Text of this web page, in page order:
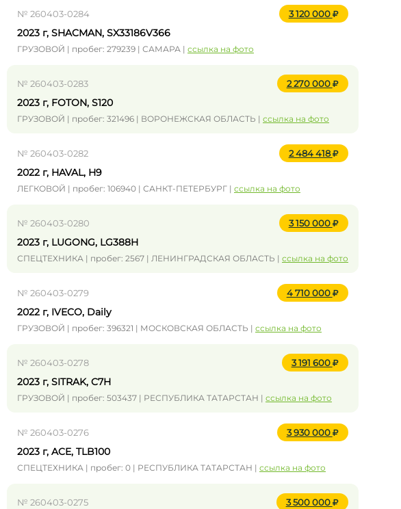
№ 260403-0284 3 120 000
2023 г, SHACMAN, SX33186V366
ГРУЗОВОЙ | пробег: 279239 | САМАРА | ссылка на фото
№ 260403-0283 2 270 000
2023 г, FOTON, S120
ГРУЗОВОЙ | пробег: 321496 | ВОРОНЕЖСКАЯ ОБЛАСТЬ | ссылка на фото
№ 260403-0282 2 484 418
2022 г, HAVAL, H9
ЛЕГКОВОЙ | пробег: 106940 | САНКТ-ПЕТЕРБУРГ | ссылка на фото
№ 260403-0280 3 150 000
2023 г, LUGONG, LG388H
СПЕЦТЕХНИКА | пробег: 2567 | ЛЕНИНГРАДСКАЯ ОБЛАСТЬ | ссылка на фото
№ 260403-0279 4 710 000
2022 г, IVECO, Daily
ГРУЗОВОЙ | пробег: 396321 | МОСКОВСКАЯ ОБЛАСТЬ | ссылка на фото
№ 260403-0278 3 191 600
2023 г, SITRAK, C7H
ГРУЗОВОЙ | пробег: 503437 | РЕСПУБЛИКА ТАТАРСТАН | ссылка на фото
№ 260403-0276 3 930 000
2023 г, ACE, TLB100
СПЕЦТЕХНИКА | пробег: 0 | РЕСПУБЛИКА ТАТАРСТАН | ссылка на фото
№ 260403-0275 3 500 000